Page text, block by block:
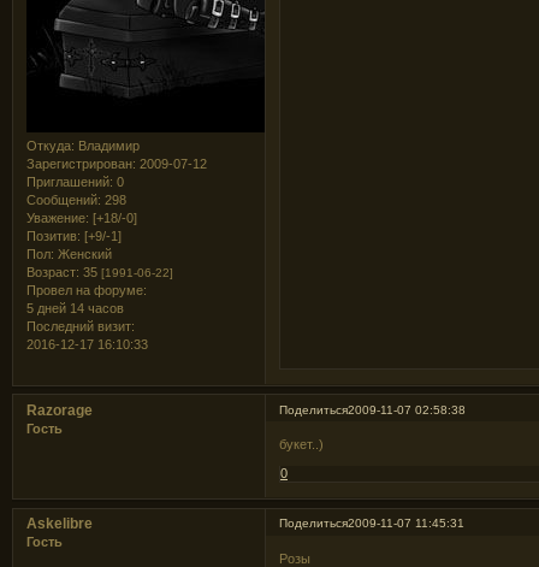
Откуда: Владимир
Зарегистрирован: 2009-07-12
Приглашений: 0
Сообщений: 298
Уважение: [+18/-0]
Позитив: [+9/-1]
Пол: Женский
Возраст: 35 [1991-06-22]
Провел на форуме:
5 дней 14 часов
Последний визит:
2016-12-17 16:10:33
Поделиться2009-11-07 02:58:38
Razorage
Гость
букет..)
0
Поделиться2009-11-07 11:45:31
Askelibre
Гость
Розы